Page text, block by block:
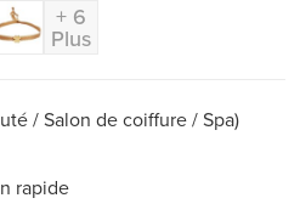
+ 6
Plus
/ Salon de coiffure / Spa)
rapide